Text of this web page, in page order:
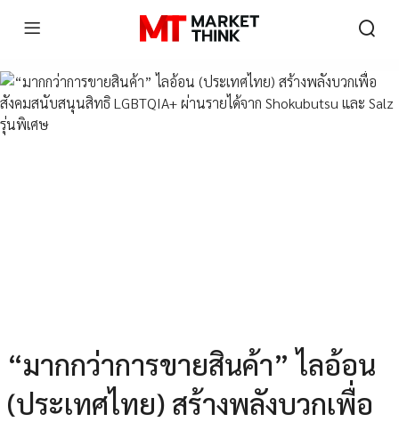
“มากกว่าการขายสินค้า” ไลอ้อน
(ประเทศไทย) สร้างพลังบวกเพื่อ